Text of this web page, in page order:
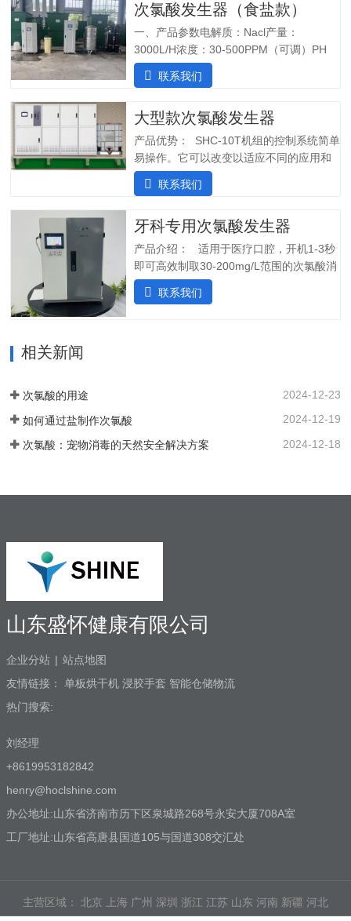
次氯酸发生器（食盐款）
一、产品参数电解质：Nacl产量：
3000L/H浓度：30-500PPM（可调）PH
值：5.0-6.5纯水系统酸水最大功率：
7200W纯水最大功率：1800W输入电压：
装完毕二、产品特点：1.自主研发：可满
足客户个性化定制需求；2.高度集成系
统：前置水预处理系统搭配RO反渗透系
统，一体化集成;3.PLC控制:在线显示浓
度、ph值、氧化还原电位ORP等指标;4.安
操作简单:操作界面简单清晰，无需培训；
守，远程操作，实时显示；三、产品使用
场景：…
联系我们
大型款次氯酸发生器
产品优势： SHC-10T机组的控制系统简单
易操作。它可以改变以适应不同的应用和
条件。液压部分安装了一个流量控制器，
用于在供水中断时关闭SHINE装置，并在
确保在任何给定时间提供所需的剂量。外
壳由非腐蚀性材料制成。管子和连接器采
用进口氟胶管，对腐蚀性溶液具有很强的
抵抗力。所有输入和输出连接器都位于外
壳的侧面，以便方便地放置设备。带有电
联系我们
牙科专用次氯酸发生器
产品介绍： 适用于医疗口腔，开机1-3秒
即可高效制取30-200mg/L范围的次氯酸消
毒水；使用口腔水路消毒一体机生成的微
酸性电解次氯酸水，作为口腔治疗台的牙
消毒问题。各地市的使用标准：解决方案
以及使用场景：1. 一机多用，解决牙椅水
联系我们
相关新闻
次氯酸的用途 2024-12-23
如何通过盐制作次氯酸 2024-12-19
次氯酸：宠物消毒的天然安全解决方案 2024-12-18
山东盛怀健康有限公司
企业分站 | 站点地图
友情链接： 单板烘干机 浸胶手套 智能仓储物流
热门搜索:
刘经理
+8619953182842
henry@hoclshine.com
办公地址:山东省济南市历下区泉城路268号永安大厦708A室
工厂地址:山东省高唐县国道105与国道308交汇处
主营区域： 北京 上海 广州 深圳 浙江 江苏 山东 河南 新疆 河北